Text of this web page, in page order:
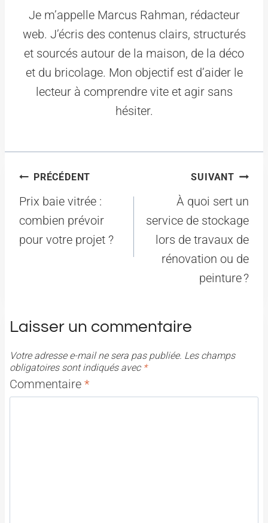
Je m’appelle Marcus Rahman, rédacteur
web. J’écris des contenus clairs, structurés
et sourcés autour de la maison, de la déco
et du bricolage. Mon objectif est d’aider le
lecteur à comprendre vite et agir sans
hésiter.
Navigation
de
l’article
PRÉCÉDENT
Prix baie vitrée :
combien prévoir
pour votre projet ?
SUIVANT
À quoi sert un
service de stockage
lors de travaux de
rénovation ou de
peinture ?
Laisser un commentaire
Votre adresse e-mail ne sera pas publiée. Les champs
obligatoires sont indiqués avec *
Commentaire *